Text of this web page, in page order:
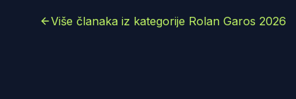
Više članaka iz kategorije Rolan Garos 2026